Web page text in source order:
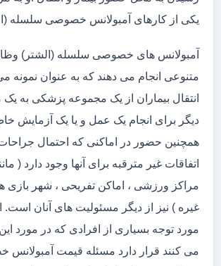
یکی از کارهای آمبولانس خصوصی سلسله
آمبولانس های خصوصی سلسله (الشتر)
متنوعی انجام می دهند که به عنوان نمونه می
انتقال بیماران از یک مجموعه پزشکی به
دیگر برای انجام یک عمل و یا یک آزمایش
همچنین حضور در اماکنی که احتمال جراحات
اتفاقات غیر مترقبه برای آنها وجود دارد (
مراکز ورزشی ، اماکن تفریحی ، شهر بازی
غیره ) نیز از دیگر مسئولیت های آنان است.
مورد توجه بسیاری از افرادی که در مورد
می کنند قرار دارد مسئله قیمت